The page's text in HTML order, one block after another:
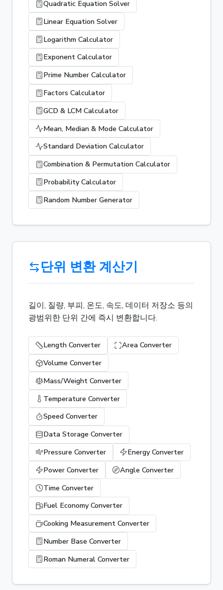
Quadratic Equation Solver
Linear Equation Solver
Logarithm Calculator
Exponent Calculator
Prime Number Calculator
Factors Calculator
GCD & LCM Calculator
Mean, Median & Mode Calculator
Standard Deviation Calculator
Combination & Permutation Calculator
Probability Calculator
Random Number Generator
단위 변환 계산기
길이, 질량, 부피, 온도, 속도, 데이터 저장소 등의
광범위한 단위 간에 즉시 변환합니다.
Length Converter
Area Converter
Volume Converter
Mass/Weight Converter
Temperature Converter
Speed Converter
Data Storage Converter
Pressure Converter
Energy Converter
Power Converter
Angle Converter
Time Converter
Fuel Economy Converter
Cooking Measurement Converter
Number Base Converter
Roman Numeral Converter